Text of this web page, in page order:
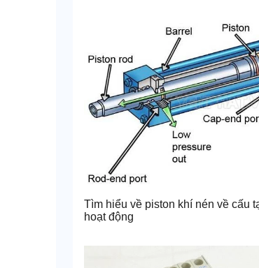
Tìm hiểu về piston khí nén về cấu
hoạt động